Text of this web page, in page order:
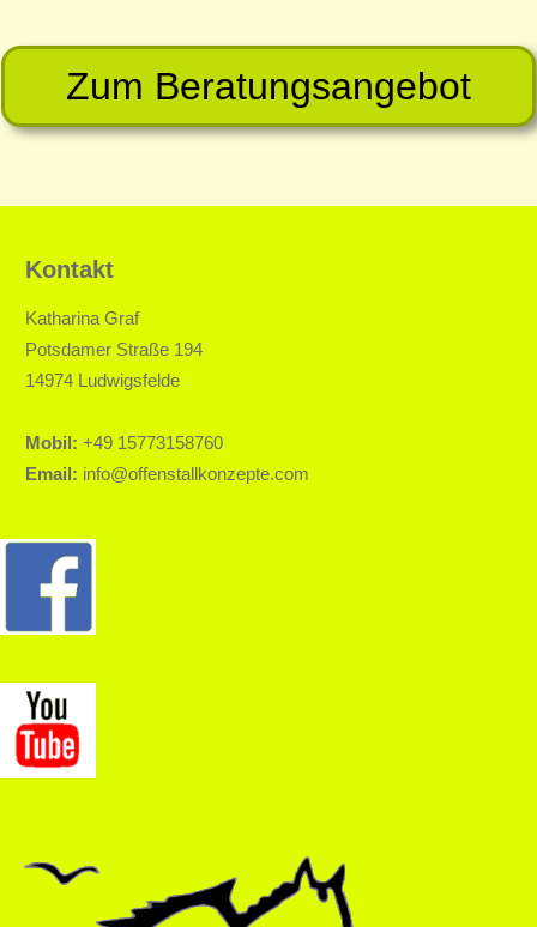
Zum Beratungsangebot
Kontakt
Katharina Graf
Potsdamer Straße 194
14974 Ludwigsfelde
Mobil: +49 15773158760
Email: info@offenstallkonzepte.com